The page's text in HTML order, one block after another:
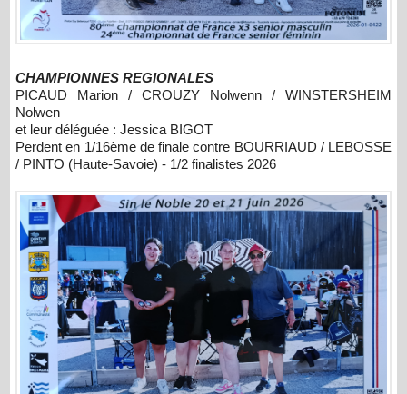
CHAMPIONNES REGIONALES
PICAUD Marion / CROUZY Nolwenn / WINSTERSHEIM
Nolwen
et leur déléguée : Jessica BIGOT
Perdent en 1/16ème de finale contre BOURRIAUD / LEBOSSE
/ PINTO (Haute-Savoie) - 1/2 finalistes 2026